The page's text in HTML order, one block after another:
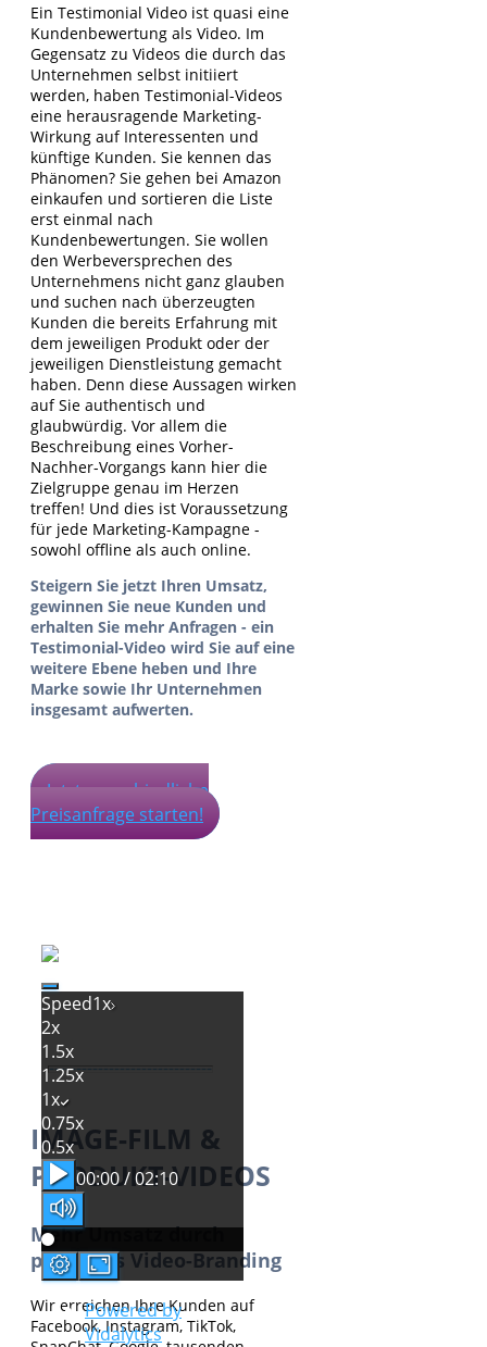
Ein Testimonial Video ist quasi eine
Kundenbewertung als Video. Im
Gegensatz zu Videos die durch das
Unternehmen selbst initiiert
werden, haben Testimonial-Videos
eine herausragende Marketing-
Wirkung auf Interessenten und
künftige Kunden. Sie kennen das
Phänomen? Sie gehen bei Amazon
einkaufen und sortieren die Liste
erst einmal nach
Kundenbewertungen. Sie wollen
den Werbeversprechen des
Unternehmens nicht ganz glauben
und suchen nach überzeugten
Kunden die bereits Erfahrung mit
dem jeweiligen Produkt oder der
jeweiligen Dienstleistung gemacht
haben. Denn diese Aussagen wirken
auf Sie authentisch und
glaubwürdig. Vor allem die
Beschreibung eines Vorher-
Nachher-Vorgangs kann hier die
Zielgruppe genau im Herzen
treffen! Und dies ist Voraussetzung
für jede Marketing-Kampagne -
sowohl offline als auch online.
Steigern Sie jetzt Ihren Umsatz,
gewinnen Sie neue Kunden und
erhalten Sie mehr Anfragen - ein
Testimonial-Video wird Sie auf eine
weitere Ebene heben und Ihre
Marke sowie Ihr Unternehmen
insgesamt aufwerten.
Jetzt unverbindliche
Preisanfrage starten!
Speed1x
2x
1.5x
1.25x
1x
0.75x
0.5x
00:00 / 02:10
Powered by
Vidalytics
IMAGE-FILM &
PRODUKT-VIDEOS
Mehr Umsatz durch
perfektes Video-Branding
Wir erreichen Ihre Kunden auf
Facebook, Instagram, TikTok,